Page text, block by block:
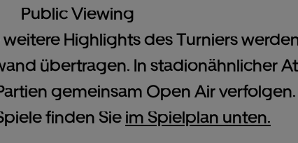
Public Viewing
Highlights des Turniers
übertragen. In stadionähnlicher
gemeinsam Open Air
finden Sie im Spielplan unten.